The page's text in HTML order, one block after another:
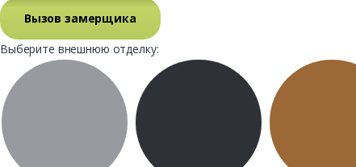
Вызов замерщика
Выберите внешнюю отделку: